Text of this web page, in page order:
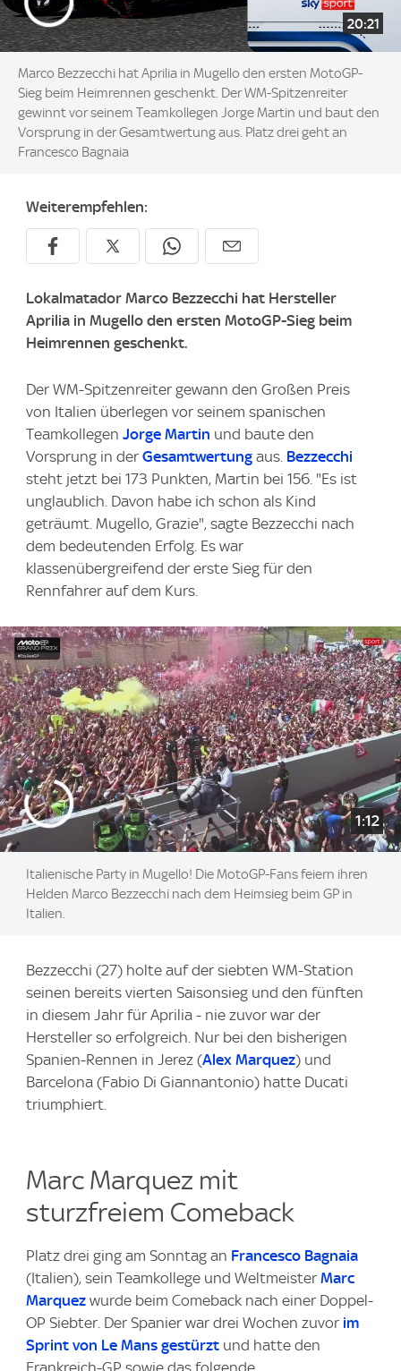
20:21
Marco Bezzecchi hat Aprilia in Mugello den ersten MotoGP-
Sieg beim Heimrennen geschenkt. Der WM-Spitzenreiter
gewinnt vor seinem Teamkollegen Jorge Martin und baut den
Vorsprung in der Gesamtwertung aus. Platz drei geht an
Francesco Bagnaia
Weiterempfehlen:
Lokalmatador Marco Bezzecchi hat Hersteller
Aprilia in Mugello den ersten MotoGP-Sieg beim
Heimrennen geschenkt.
Der WM-Spitzenreiter gewann den Großen Preis
von Italien überlegen vor seinem spanischen
Teamkollegen Jorge Martin und baute den
Vorsprung in der Gesamtwertung aus. Bezzecchi
steht jetzt bei 173 Punkten, Martin bei 156. "Es ist
unglaublich. Davon habe ich schon als Kind
geträumt. Mugello, Grazie", sagte Bezzecchi nach
dem bedeutenden Erfolg. Es war
klassenübergreifend der erste Sieg für den
Rennfahrer auf dem Kurs.
1:12
Italienische Party in Mugello! Die MotoGP-Fans feiern ihren
Helden Marco Bezzecchi nach dem Heimsieg beim GP in
Italien.
Bezzecchi (27) holte auf der siebten WM-Station
seinen bereits vierten Saisonsieg und den fünften
in diesem Jahr für Aprilia - nie zuvor war der
Hersteller so erfolgreich. Nur bei den bisherigen
Spanien-Rennen in Jerez (Alex Marquez) und
Barcelona (Fabio Di Giannantonio) hatte Ducati
triumphiert.
Marc Marquez mit
sturzfreiem Comeback
Platz drei ging am Sonntag an Francesco Bagnaia
(Italien), sein Teamkollege und Weltmeister Marc
Marquez wurde beim Comeback nach einer Doppel-
OP Siebter. Der Spanier war drei Wochen zuvor im
Sprint von Le Mans gestürzt und hatte den
Frankreich-GP sowie das folgende